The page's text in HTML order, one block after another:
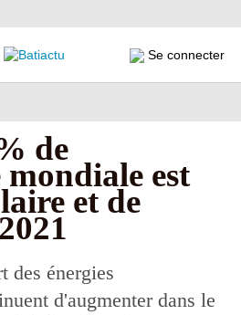
Se connecter
de
est
et de
des énergies
d'augmenter dans le